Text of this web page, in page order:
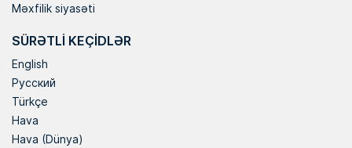
Məxfilik siyasəti
SÜRƏTLI KEÇIDLƏR
English
Русский
Türkçe
Hava
Hava (Dünya)